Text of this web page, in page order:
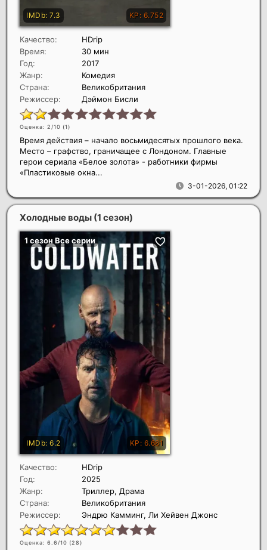
Качество:
HDrip
Время:
30 мин
Год:
2017
Жанр:
Комедия
Страна:
Великобритания
Режиссер:
Дэймон Бисли
Оценка: 2/10 (1)
3-01-2026, 01:22
Время действия – начало восьмидесятых прошлого века.
Место – графство, граничащее с Лондоном. Главные
герои сериала «Белое золота» - работники фирмы
«Пластиковые окна...
Холодные воды (1 сезон)
Качество:
HDrip
Год:
2025
Жанр:
Триллер, Драма
Страна:
Великобритания
Режиссер:
Эндрю Камминг, Ли Хейвен Джонс
Оценка: 6.6/10 (28)